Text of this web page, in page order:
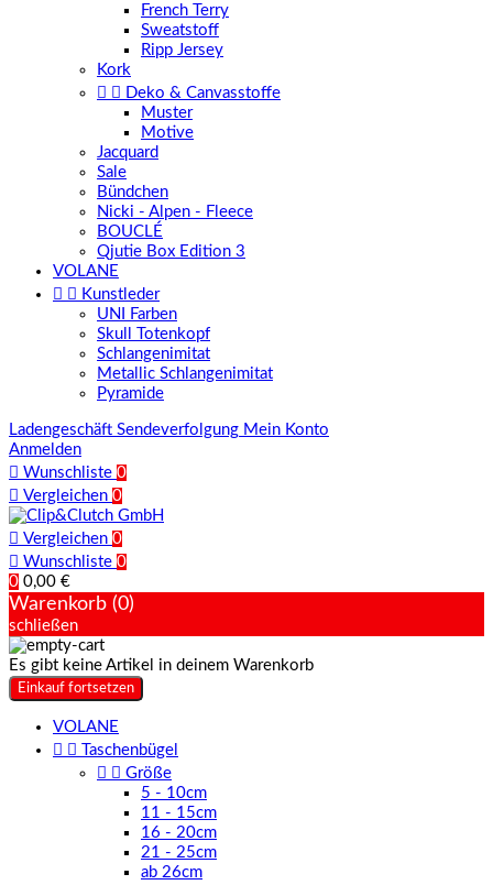
French Terry
Sweatstoff
Ripp Jersey
Kork
  Deko & Canvasstoffe
Muster
Motive
Jacquard
Sale
Bündchen
Nicki - Alpen - Fleece
BOUCLÉ
Qjutie Box Edition 3
VOLANE
  Kunstleder
UNI Farben
Skull Totenkopf
Schlangenimitat
Metallic Schlangenimitat
Pyramide
Ladengeschäft Sendeverfolgung Mein Konto
Anmelden
 Wunschliste 0
 Vergleichen 0
 Vergleichen 0
 Wunschliste 0
0 0,00 €
Warenkorb (0)
schließen
Es gibt keine Artikel in deinem Warenkorb
Einkauf fortsetzen
VOLANE
 
Taschenbügel
  Größe
5 - 10cm
11 - 15cm
16 - 20cm
21 - 25cm
ab 26cm